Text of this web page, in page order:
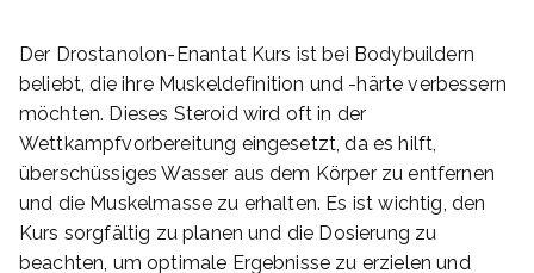
Der Drostanolon-Enantat Kurs ist bei Bodybuildern
beliebt, die ihre Muskeldefinition und -härte verbessern
möchten. Dieses Steroid wird oft in der
Wettkampfvorbereitung eingesetzt, da es hilft,
überschüssiges Wasser aus dem Körper zu entfernen
und die Muskelmasse zu erhalten. Es ist wichtig, den
Kurs sorgfältig zu planen und die Dosierung zu
beachten, um optimale Ergebnisse zu erzielen und